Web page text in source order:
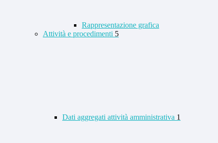
Rappresentazione grafica
Attività e procedimenti 5
Dati aggregati attività amministrativa 1